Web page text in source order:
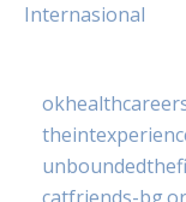
Internasional